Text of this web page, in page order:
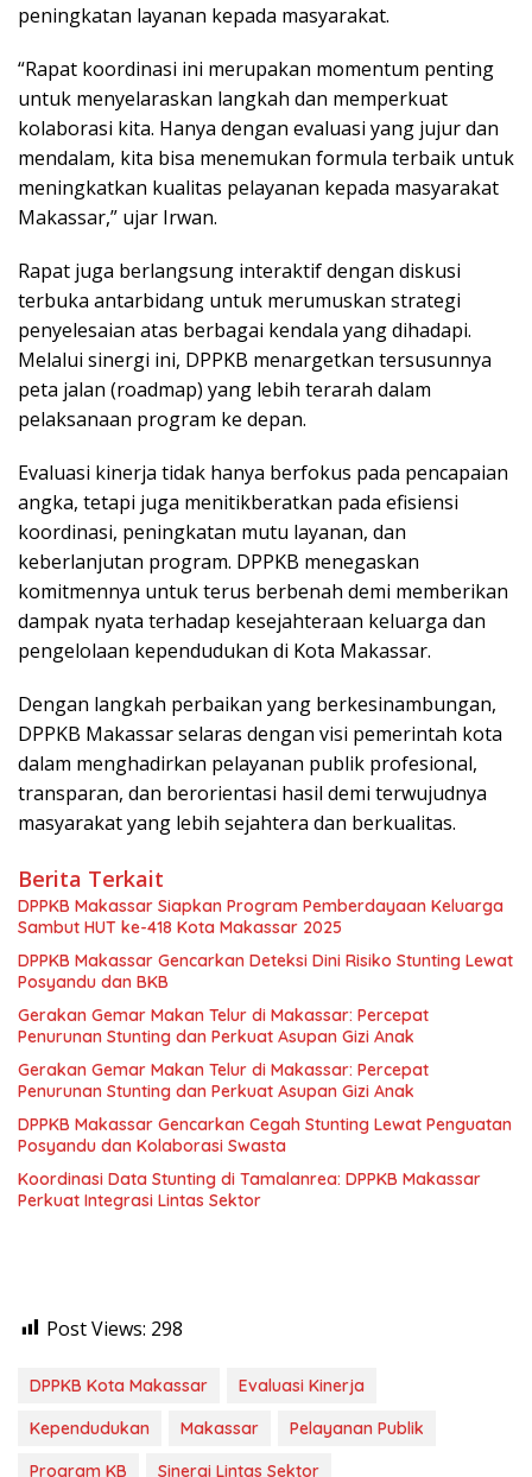
peningkatan layanan kepada masyarakat.
“Rapat koordinasi ini merupakan momentum penting
untuk menyelaraskan langkah dan memperkuat
kolaborasi kita. Hanya dengan evaluasi yang jujur dan
mendalam, kita bisa menemukan formula terbaik untuk
meningkatkan kualitas pelayanan kepada masyarakat
Makassar,” ujar Irwan.
Rapat juga berlangsung interaktif dengan diskusi
terbuka antarbidang untuk merumuskan strategi
penyelesaian atas berbagai kendala yang dihadapi.
Melalui sinergi ini, DPPKB menargetkan tersusunnya
peta jalan (roadmap) yang lebih terarah dalam
pelaksanaan program ke depan.
Evaluasi kinerja tidak hanya berfokus pada pencapaian
angka, tetapi juga menitikberatkan pada efisiensi
koordinasi, peningkatan mutu layanan, dan
keberlanjutan program. DPPKB menegaskan
komitmennya untuk terus berbenah demi memberikan
dampak nyata terhadap kesejahteraan keluarga dan
pengelolaan kependudukan di Kota Makassar.
Dengan langkah perbaikan yang berkesinambungan,
DPPKB Makassar selaras dengan visi pemerintah kota
dalam menghadirkan pelayanan publik profesional,
transparan, dan berorientasi hasil demi terwujudnya
masyarakat yang lebih sejahtera dan berkualitas.
Berita Terkait
DPPKB Makassar Siapkan Program Pemberdayaan Keluarga
Sambut HUT ke-418 Kota Makassar 2025
DPPKB Makassar Gencarkan Deteksi Dini Risiko Stunting Lewat
Posyandu dan BKB
Gerakan Gemar Makan Telur di Makassar: Percepat
Penurunan Stunting dan Perkuat Asupan Gizi Anak
Gerakan Gemar Makan Telur di Makassar: Percepat
Penurunan Stunting dan Perkuat Asupan Gizi Anak
DPPKB Makassar Gencarkan Cegah Stunting Lewat Penguatan
Posyandu dan Kolaborasi Swasta
Koordinasi Data Stunting di Tamalanrea: DPPKB Makassar
Perkuat Integrasi Lintas Sektor
Post Views: 298
DPPKB Kota Makassar
Evaluasi Kinerja
Kependudukan
Makassar
Pelayanan Publik
Program KB
Sinergi Lintas Sektor